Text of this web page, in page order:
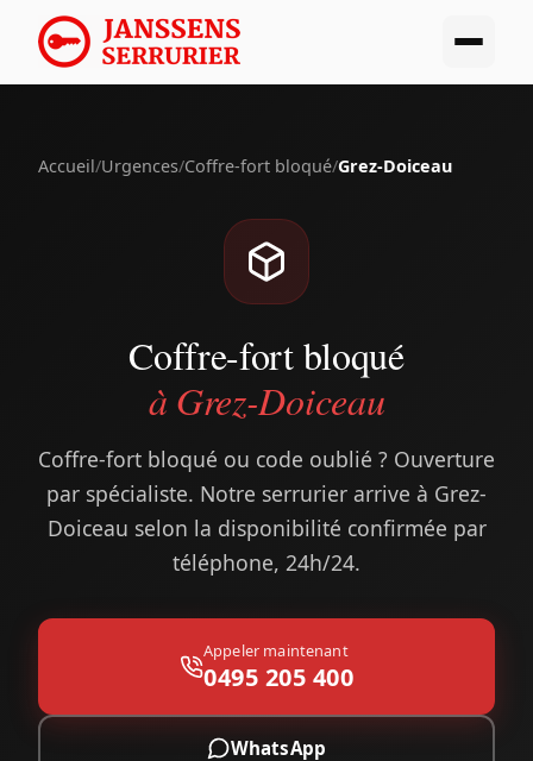
Accueil/Urgences/Coffre-fort bloqué/Grez-Doiceau
Coffre-fort bloqué
à Grez-Doiceau
Coffre-fort bloqué ou code oublié ? Ouverture
par spécialiste. Notre serrurier arrive à Grez-
Doiceau selon la disponibilité confirmée par
téléphone, 24h/24.
Appeler maintenant
0495 205 400
WhatsApp